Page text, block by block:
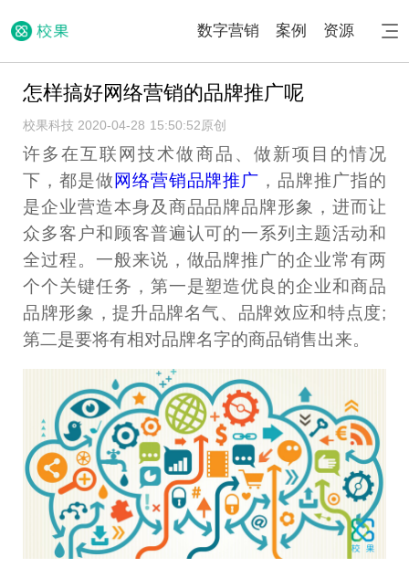
数字营销 案例 资源
怎样搞好网络营销的品牌推广呢
校果科技 2020-04-28 15:50:52原创
许多在互联网技术做商品、做新项目的情况
下，都是做网络营销品牌推广 ，品牌推广指的
是企业营造本身及商品品牌品牌形象，进而让
众多客户和顾客普遍认可的一系列主题活动和
全过程。一般来说，做品牌推广的企业常有两
个个关键任务，第一是塑造优良的企业和商品
品牌形象，提升品牌名气、品牌效应和特点度;
第二是要将有相对品牌名字的商品销售出来。